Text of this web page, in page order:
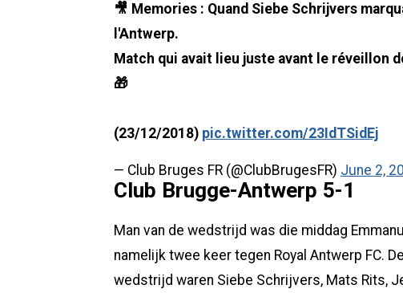
🎥 Memories : Quand Siebe Schrijvers
l'Antwerp.
Match qui avait lieu juste avant le réveillon
🎁
(23/12/2018) pic.twitter.com/23IdTSidEj
— Club Bruges FR (@ClubBrugesFR) June 2,
Club Brugge-Antwerp 5-1
Man van de wedstrijd was die middag
namelijk twee keer tegen Royal Antwerp FC.
wedstrijd waren Siebe Schrijvers, Mats Rits,